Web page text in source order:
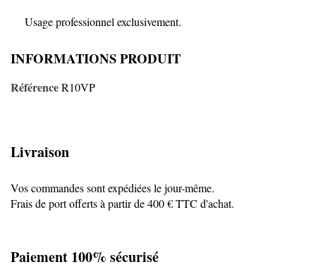
Usage professionnel exclusivement.
INFORMATIONS PRODUIT
RéférenceR10VP
Livraison
Vos commandes sont expédiées le jour-même.
Frais de port offerts à partir de 400 € TTC d'achat.
Paiement 100% sécurisé